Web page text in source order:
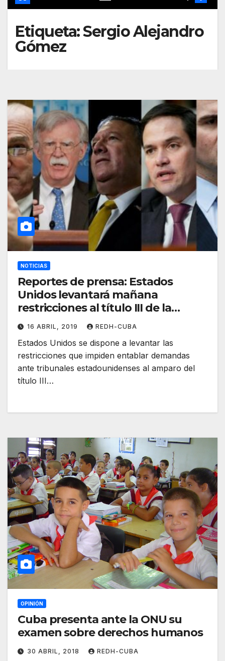
Etiqueta:Sergio Alejandro
Gómez
NOTICIAS
Reportes de prensa: Estados
Unidos levantará mañana
restricciones al título III de la
Helms-Burton. Por Sergio
Alejandro Gómez
16 ABRIL, 2019 REDH-CUBA
Estados Unidos se dispone a levantar las
restricciones que impiden entablar demandas
ante tribunales estadounidenses al amparo del
título III…
OPINIÓN
Cuba presenta ante la ONU su
examen sobre derechos humanos
30 ABRIL, 2018 REDH-CUBA